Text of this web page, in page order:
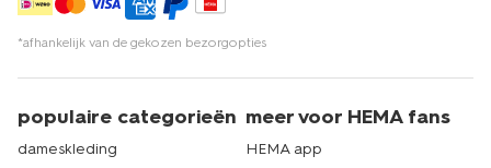
*afhankelijk van de gekozen bezorgopties
populaire categorieën
dameskleding
meer voor HEMA fans
HEMA app